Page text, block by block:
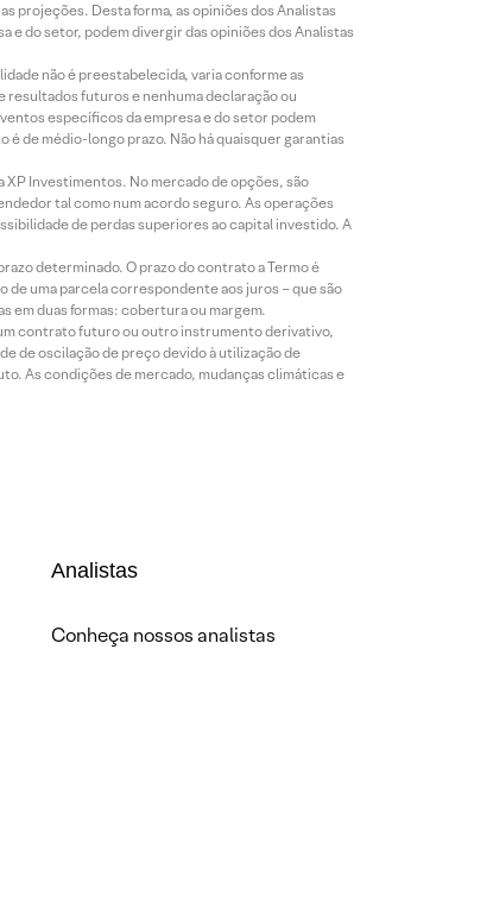
projeções. Desta forma, as opiniões dos Analistas
e do setor, podem divergir das opiniões dos Analistas
não é preestabelecida, varia conforme as
futuros e nenhuma declaração ou
específicos da empresa e do setor podem
de médio-longo prazo. Não há quaisquer garantias
Investimentos. No mercado de opções, são
tal como num acordo seguro. As operações
de perdas superiores ao capital investido. A
determinado. O prazo do contrato a Termo é
de uma parcela correspondente aos juros – que são
em duas formas: cobertura ou margem.
contrato futuro ou outro instrumento derivativo,
de oscilação de preço devido à utilização de
As condições de mercado, mudanças climáticas e
Analistas
Conheça nossos analistas